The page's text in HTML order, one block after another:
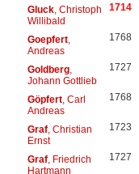
Gluck, Christoph
Willibald
1714
Goepfert,
Andreas
1768
Goldberg,
Johann Gottlieb
1727
Göpfert, Carl
Andreas
1768
Graf, Christian
Ernst
1723
Graf, Friedrich
Hartmann
1727